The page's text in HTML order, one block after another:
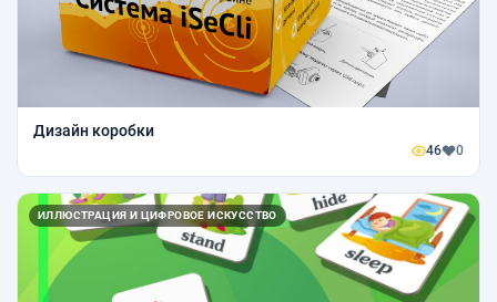
Дизайн коробки
46 0
ИЛЛЮСТРАЦИЯ И ЦИФРОВОЕ ИСКУССТВО